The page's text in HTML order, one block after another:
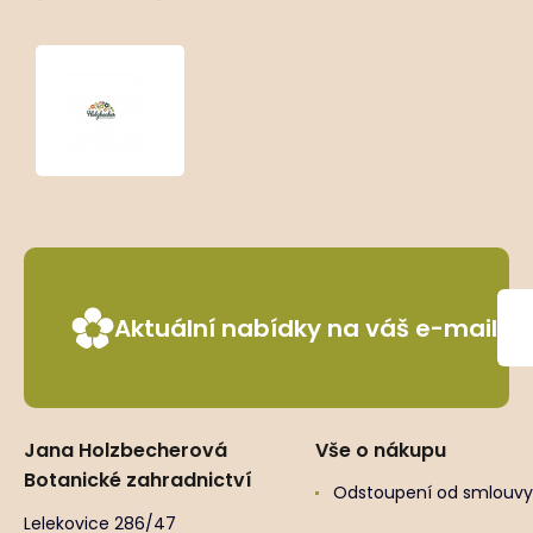
Aktuální nabídky na váš e-mail
Jana Holzbecherová
Botanické zahradnictví
Lelekovice 286/47
Vše o nákupu
Odstoupení od smlouvy